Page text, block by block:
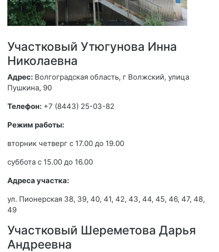
Участковый Утюгунова Инна
Николаевна
Адрес: Волгоградская область, г Волжский, улица
Пушкина, 90
Телефон: +7 (8443) 25-03-82
Режим работы:
вторник четверг с 17.00 до 19.00
суббота с 15.00 до 16.00
Адреса участка:
ул. Пионерская 38, 39, 40, 41, 42, 43, 44, 45, 46, 47, 48,
49
Участковый Шереметова Дарья
Андреевна